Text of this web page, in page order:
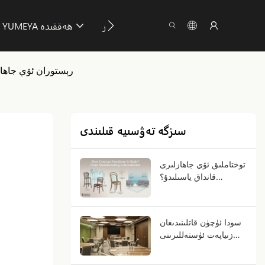
YUMEYA ھەققىدە ئۇچۇر بىزگە تاباش
رېستوران ئۆي
سىزگە تەۋسىيە قىلىندى
توختاملىق ئۆي جاھازلىرى
قانداق ياسىلىدۇ؟
سودا ئۈچۈن قاتلىنىدىغان
زىياپەت ئۈستەللىرىنى